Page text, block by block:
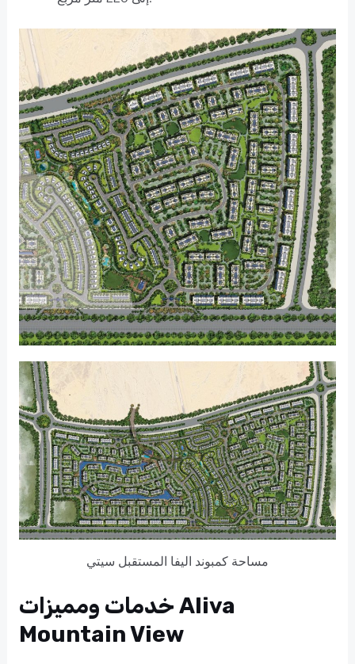
مساحة كمبوند اليفا المستقبل سيتي
خدمات ومميزات Aliva
Mountain View